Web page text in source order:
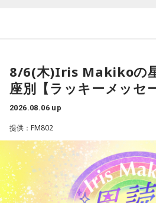
Kanye West(カニエ・ウェスト）が
ォーマンスを行うというニュースで
会場で、巨大な地球儀の演出と360
フォーマンスを行うということです
体験になるはずで、今から待ちきれ
それだけでなく、8月17日にはイン
迎えるため、8月はいつも特別な月
＝MUSIC MATE が、現地の最新音
す！
場！
インドネシアのMUSIC STATION「
Camuiから現地の最新情報が届きま
8/6(木)Iris Makikoの
座別【ラッキーメッセ
2026.08.06 up
提供：FM802